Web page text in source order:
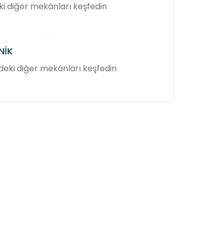
diğer mekânları keşfedin
diğer mekânları keşfedin